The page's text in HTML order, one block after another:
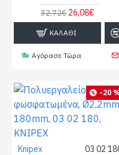
32,72€ 26,08€
ΚΑΛΆΘΙ
Αγόρασε Τώρα
-20
Knipex 03 02